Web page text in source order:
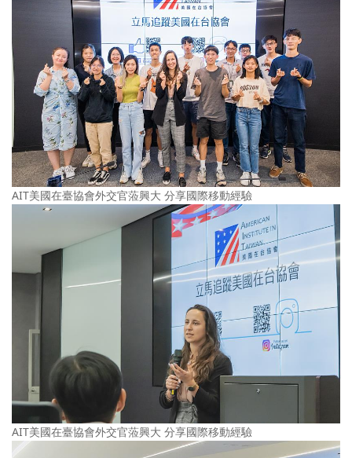
AIT美國在臺協會外交官蒞興大 分享國際移動經驗
AIT美國在臺協會外交官蒞興大 分享國際移動經驗